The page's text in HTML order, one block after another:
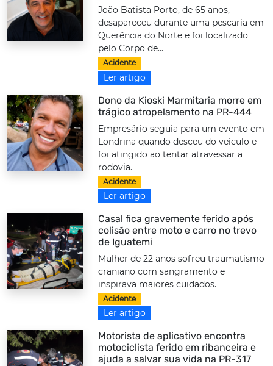
João Batista Porto, de 65 anos,
desapareceu durante uma pescaria em
Querência do Norte e foi localizado
pelo Corpo de...
Acidente
Ler artigo
Dono da Kioski Marmitaria morre em
trágico atropelamento na PR-444
Empresário seguia para um evento em
Londrina quando desceu do veículo e
foi atingido ao tentar atravessar a
rodovia.
Acidente
Ler artigo
Casal fica gravemente ferido após
colisão entre moto e carro no trevo
de Iguatemi
Mulher de 22 anos sofreu traumatismo
craniano com sangramento e
inspirava maiores cuidados.
Acidente
Ler artigo
Motorista de aplicativo encontra
motociclista ferido em ribanceira e
ajuda a salvar sua vida na PR-317